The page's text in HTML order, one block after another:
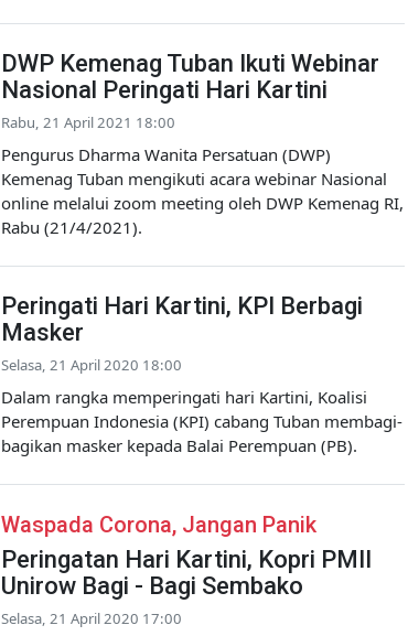
DWP Kemenag Tuban Ikuti Webinar
Nasional Peringati Hari Kartini
Rabu, 21 April 2021 18:00
Pengurus Dharma Wanita Persatuan (DWP)
Kemenag Tuban mengikuti acara webinar Nasional
online melalui zoom meeting oleh DWP Kemenag RI,
Rabu (21/4/2021).
Peringati Hari Kartini, KPI Berbagi
Masker
Selasa, 21 April 2020 18:00
Dalam rangka memperingati hari Kartini, Koalisi
Perempuan Indonesia (KPI) cabang Tuban membagi-
bagikan masker kepada Balai Perempuan (PB).
Waspada Corona, Jangan Panik
Peringatan Hari Kartini, Kopri PMII
Unirow Bagi - Bagi Sembako
Selasa, 21 April 2020 17:00